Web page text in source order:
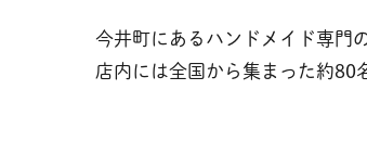
今井町にあるハンドメイド専門
店内には全国から集まった約80